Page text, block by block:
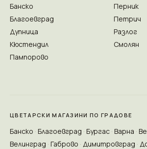
Банско
Благоевград
Дупница
Кюстендил
Пампорово
Перник
Петрич
Разлог
Смолян
ЦВЕТАРСКИ МАГАЗИНИ ПО ГРАДОВЕ
Банско Благоевград Бургас Варна
Велинград Габрово Димитровград